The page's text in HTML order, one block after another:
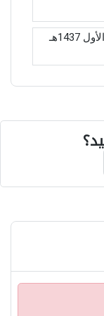
اختبار مناهج البحث الاجتماعي الفصل الأول 1437هـ